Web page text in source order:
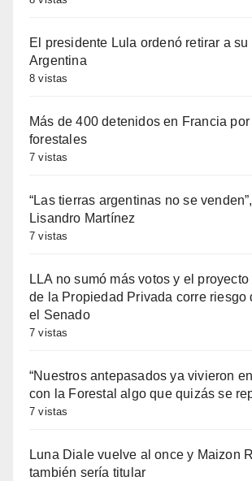
El presidente Lula ordenó retirar a
Argentina
8 vistas
Más de 400 detenidos en Francia
forestales
7 vistas
“Las tierras argentinas no se
Lisandro Martínez
7 vistas
LLA no sumó más votos y el
de la Propiedad Privada corre riesgo
el Senado
7 vistas
“Nuestros antepasados ya vivieron
con la Forestal algo que quizás se
7 vistas
Luna Diale vuelve al once y Maizon
también sería titular